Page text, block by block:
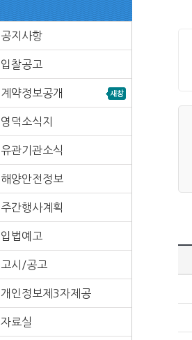
공지사항
입찰공고
계약정보공개
영덕소식지
유관기관소식
해양안전정보
주간행사계획
입법예고
고시/공고
개인정보제3자제공
자료실